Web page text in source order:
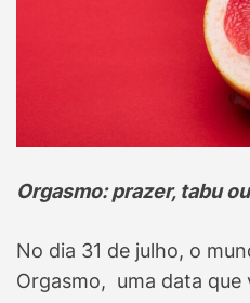
Orgasmo: prazer, tabu
No dia 31 de julho, o
Orgasmo, uma data que